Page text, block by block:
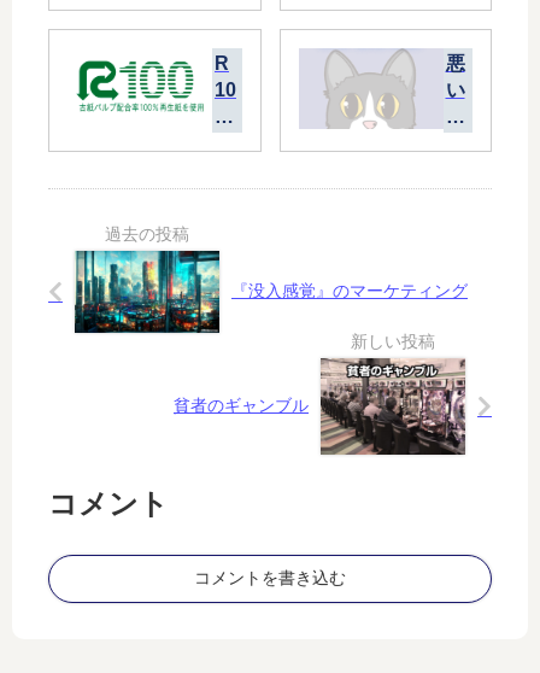
を
劣
化
せ
？
前
に
何
集
れ
面
ら
計
算
し
R
10
0
コ
な
ら
な
い
悪
い
先
当
ら
運
で
済
ま
せ
『没入感覚』のマーケティング
貧者のギャンブル
コメント
コメントを書き込む